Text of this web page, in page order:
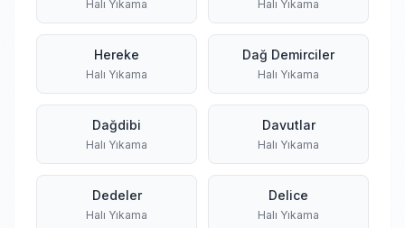
Halı Yıkama Halı Yıkama
Hereke
Halı Yıkama
Dağ Demirciler
Halı Yıkama
Dağdibi
Halı Yıkama
Davutlar
Halı Yıkama
Dedeler
Halı Yıkama
Delice
Halı Yıkama